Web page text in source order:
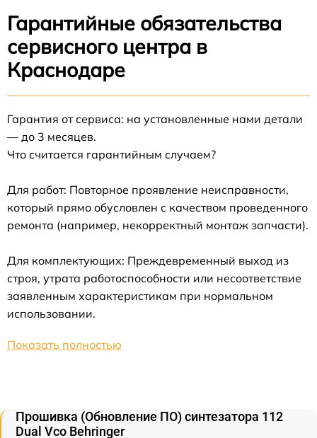
Гарантийные обязательства
сервисного центра в
Краснодаре
Гарантия от сервиса: на установленные нами детали
— до 3 месяцев.
Что считается гарантийным случаем?
Для работ: Повторное проявление неисправности,
который прямо обусловлен с качеством проведенного
ремонта (например, некорректный монтаж запчасти).
Для комплектующих: Преждевременный выход из
строя, утрата работоспособности или несоответствие
заявленным характеристикам при нормальном
использовании.
Показать полностью
Прошивка (Обновление ПО) синтезатора 112
Dual Vco Behringer